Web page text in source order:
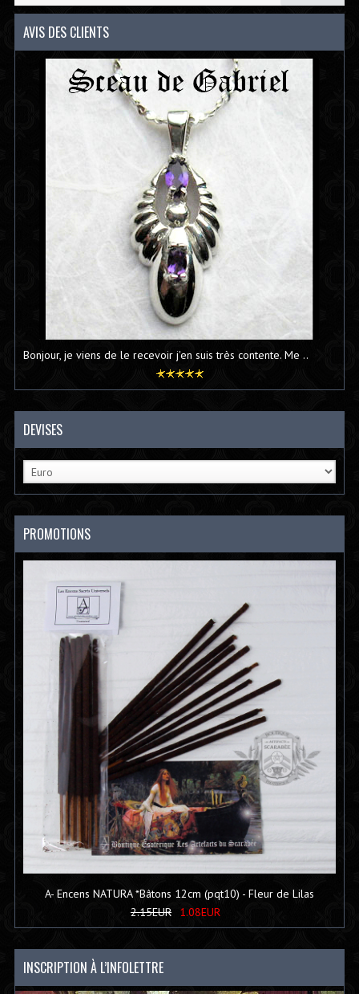
AVIS DES CLIENTS
Bonjour, je viens de le recevoir j'en suis très contente. Me ..
DEVISES
PROMOTIONS
A- Encens NATURA *Bâtons 12cm (pqt10) - Fleur de Lilas
2.15EUR
1.08EUR
INSCRIPTION À L’INFOLETTRE